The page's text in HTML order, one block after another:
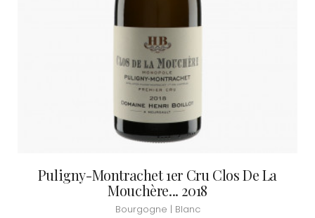
Puligny-Montrachet 1er Cru Clos De La
Mouchère... 2018
Bourgogne | Blanc